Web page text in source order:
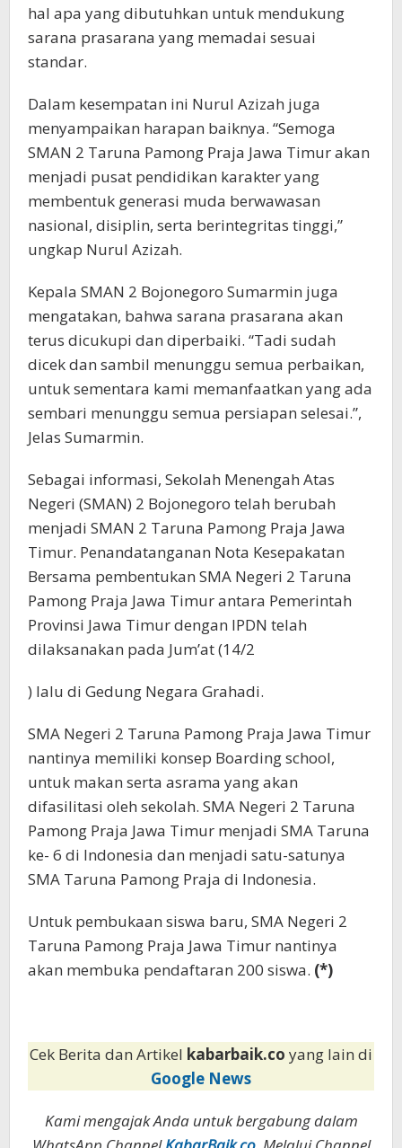
hal apa yang dibutuhkan untuk mendukung
sarana prasarana yang memadai sesuai
standar.
Dalam kesempatan ini Nurul Azizah juga
menyampaikan harapan baiknya. “Semoga
SMAN 2 Taruna Pamong Praja Jawa Timur akan
menjadi pusat pendidikan karakter yang
membentuk generasi muda berwawasan
nasional, disiplin, serta berintegritas tinggi,”
ungkap Nurul Azizah.
Kepala SMAN 2 Bojonegoro Sumarmin juga
mengatakan, bahwa sarana prasarana akan
terus dicukupi dan diperbaiki. “Tadi sudah
dicek dan sambil menunggu semua perbaikan,
untuk sementara kami memanfaatkan yang ada
sembari menunggu semua persiapan selesai.”,
Jelas Sumarmin.
Sebagai informasi, Sekolah Menengah Atas
Negeri (SMAN) 2 Bojonegoro telah berubah
menjadi SMAN 2 Taruna Pamong Praja Jawa
Timur. Penandatanganan Nota Kesepakatan
Bersama pembentukan SMA Negeri 2 Taruna
Pamong Praja Jawa Timur antara Pemerintah
Provinsi Jawa Timur dengan IPDN telah
dilaksanakan pada Jum’at (14/2
) lalu di Gedung Negara Grahadi.
SMA Negeri 2 Taruna Pamong Praja Jawa Timur
nantinya memiliki konsep Boarding school,
untuk makan serta asrama yang akan
difasilitasi oleh sekolah. SMA Negeri 2 Taruna
Pamong Praja Jawa Timur menjadi SMA Taruna
ke- 6 di Indonesia dan menjadi satu-satunya
SMA Taruna Pamong Praja di Indonesia.
Untuk pembukaan siswa baru, SMA Negeri 2
Taruna Pamong Praja Jawa Timur nantinya
akan membuka pendaftaran 200 siswa. (*)
Cek Berita dan Artikel kabarbaik.co yang lain di
Google News
Kami mengajak Anda untuk bergabung dalam